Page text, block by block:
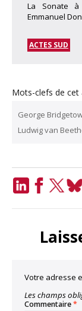
La Sonate à
Emmanuel
ACTES SUD
Mots-clefs de cet
George
Ludwig van
Votre adresse
Les champs
Commentaire*